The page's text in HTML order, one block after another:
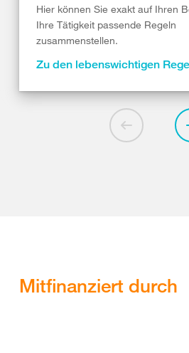
Hier können Sie exakt auf Ihren
Ihre Tätigkeit passende Regeln
zusammenstellen.
Zu den lebenswichtigen
Mitfinanziert durch